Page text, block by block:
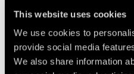
This website uses cookies
We use cookies to
provide social media
We also share information